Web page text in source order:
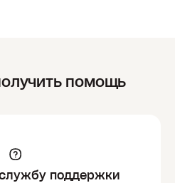
помощь
поддержки